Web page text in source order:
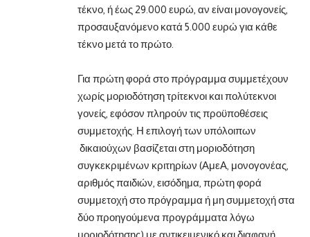
τέκνο, ή έως 29.000 ευρώ, αν είναι μονογονείς,
προσαυξανόμενο κατά 5.000 ευρώ για κάθε
τέκνο μετά το πρώτο.
Για πρώτη φορά στο πρόγραμμα συμμετέχουν
χωρίς μοριοδότηση τρίτεκνοι και πολύτεκνοι
γονείς, εφόσον πληρούν τις προϋποθέσεις
συμμετοχής. Η επιλογή των υπόλοιπων
δικαιούχων βασίζεται στη μοριοδότηση
συγκεκριμένων κριτηρίων (ΑμεΑ, μονογονέας,
αριθμός παιδιών, εισόδημα, πρώτη φορά
συμμετοχή στο πρόγραμμα ή μη συμμετοχή στα
δύο προηγούμενα προγράμματα λόγω
μοριοδότησης) με αντικειμενικό και διαφανή